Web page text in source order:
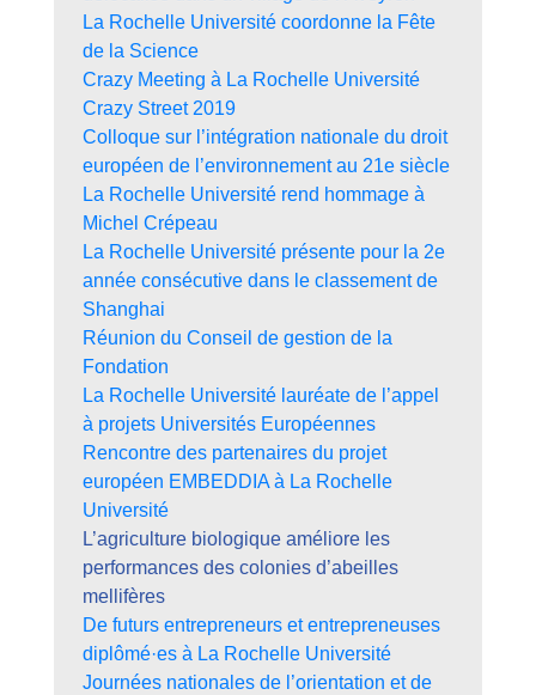
La Rochelle Université coordonne la Fête
de la Science
Crazy Meeting à La Rochelle Université
Crazy Street 2019
Colloque sur l’intégration nationale du droit
européen de l’environnement au 21e siècle
La Rochelle Université rend hommage à
Michel Crépeau
La Rochelle Université présente pour la 2e
année consécutive dans le classement de
Shanghai
Réunion du Conseil de gestion de la
Fondation
La Rochelle Université lauréate de l’appel
à projets Universités Européennes
Rencontre des partenaires du projet
européen EMBEDDIA à La Rochelle
Université
L’agriculture biologique améliore les
performances des colonies d’abeilles
mellifères
De futurs entrepreneurs et entrepreneuses
diplômé·es à La Rochelle Université
Journées nationales de l’orientation et de